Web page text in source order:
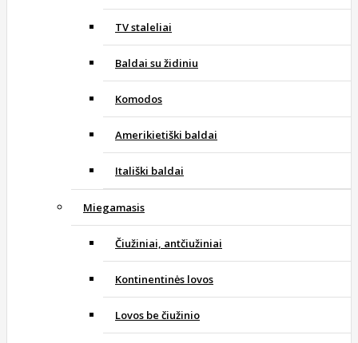
TV staleliai
Baldai su židiniu
Komodos
Amerikietiški baldai
Itališki baldai
Miegamasis
Čiužiniai, antčiužiniai
Kontinentinės lovos
Lovos be čiužinio